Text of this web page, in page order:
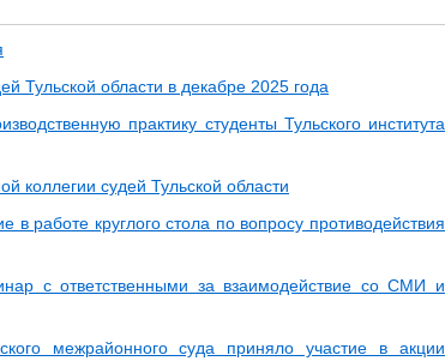
Тульской области в декабре 2025 года
практику студенты Тульского института
коллегии судей Тульской области
работе круглого стола по вопросу противодействия
c ответственными за взаимодействие со СМИ и
межрайонного суда приняло участие в акции